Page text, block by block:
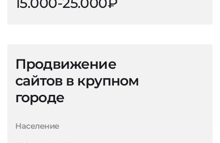
Продвижение
сайтов в крупном
городе
Население